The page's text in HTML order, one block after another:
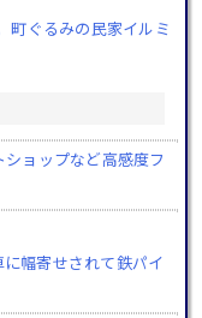
町ぐるみの民家イルミ
ョップなど高感度フ
幅寄せされて鉄パイ